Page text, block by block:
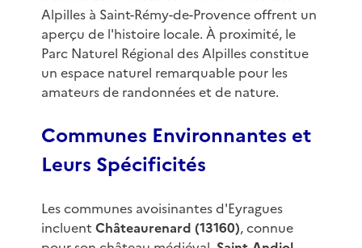
Alpilles à Saint-Rémy-de-Provence offrent un
aperçu de l'histoire locale. À proximité, le
Parc Naturel Régional des Alpilles constitue
un espace naturel remarquable pour les
amateurs de randonnées et de nature.
Communes Environnantes et
Leurs Spécificités
Les communes avoisinantes d'Eyragues
incluent Châteaurenard (13160), connue